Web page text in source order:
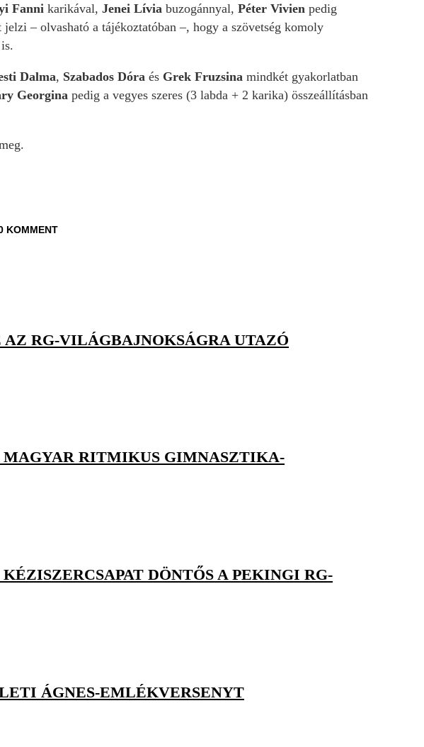
Fanni karikával, Jenei Lívia buzogánnyal, Péter Vivien pedig
– olvasható a tájékoztatóban –, hogy a szövetség komoly
Dalma, Szabados Dóra és Grek Fruzsina mindkét gyakorlatban
Georgina pedig a vegyes szeres (3 labda + 2 karika) összeállításban
KOMMENT
RG-VILÁGBAJNOKSÁGRA UTAZÓ
RITMIKUS GIMNASZTIKA-
DÖNTŐS A PEKINGI RG-
ÁGNES-EMLÉKVERSENYT